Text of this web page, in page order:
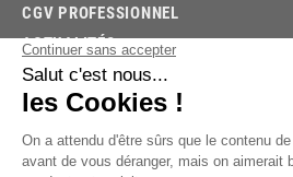
CGV PROFESSIONNEL
ACTUALITÉS